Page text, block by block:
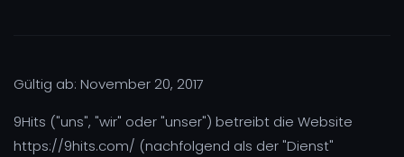
Gültig ab: November 20, 2017
9Hits ("uns", "wir" oder "unser") betreibt die Website
https://9hits.com/ (nachfolgend als der "Dienst"